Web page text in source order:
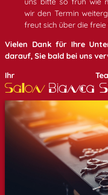
wir den Termin
freut sich über die freie
Vielen Dank für Ihre
darauf, Sie bald bei uns
Ihr